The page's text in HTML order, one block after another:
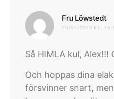
Fru Löwstedt
29/04/2013 KL.
Så HIMLA kul, Alex!!!
Och hoppas dina
försvinner snart,